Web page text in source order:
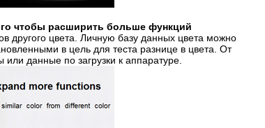
чтобы расширить больше функций
цвета. Личную базу данных цвета можно
в цель для теста разнице в цвета. От
данные по загрузки к аппаратуре.